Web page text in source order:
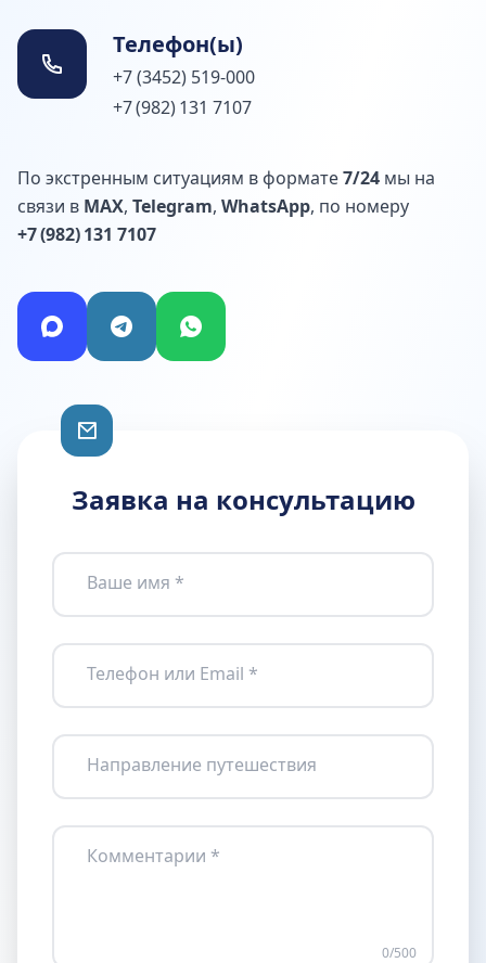
Телефон(ы)
+7 (3452) 519-000
+7 (982) 131 7107
По экстренным ситуациям в формате7/24 мы на
связи в MAX, Telegram, WhatsApp, по номеру
+7 (982) 131 7107
Заявка на консультацию
Ваше имя *
Телефон или Email *
Направление путешествия
Комментарии *
0/500